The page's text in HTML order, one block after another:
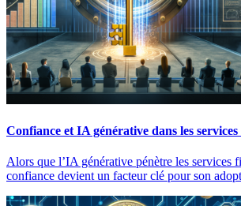
Confiance et IA générative dans les
Alors que l’IA générative pénètre les services
confiance devient un facteur clé pour son